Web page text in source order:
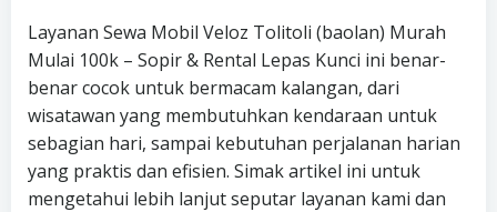
Layanan Sewa Mobil Veloz Tolitoli (baolan) Murah
Mulai 100k – Sopir & Rental Lepas Kunci ini benar-
benar cocok untuk bermacam kalangan, dari
wisatawan yang membutuhkan kendaraan untuk
sebagian hari, sampai kebutuhan perjalanan harian
yang praktis dan efisien. Simak artikel ini untuk
mengetahui lebih lanjut seputar layanan kami dan